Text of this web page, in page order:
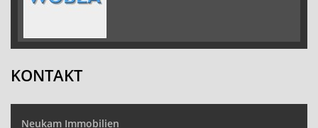
KONTAKT
Neukam Immobilien